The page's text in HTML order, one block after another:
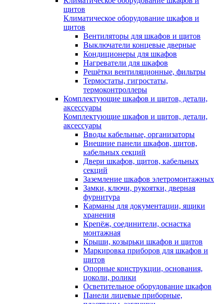
щитов
Климатическое оборудование шкафов и
щитов
Вентиляторы для шкафов и щитов
Выключатели концевые дверные
Кондиционеры для шкафов
Нагреватели для шкафов
Решётки вентиляционные, фильтры
Термостаты, гигростаты,
термоконтроллеры
Комплектующие шкафов и щитов, детали,
аксессуары
Комплектующие шкафов и щитов, детали,
аксессуары
Вводы кабельные, организаторы
Внешние панели шкафов, щитов,
кабельных секций
Двери шкафов, щитов, кабельных
секций
Заземление шкафов элетромонтажных
Замки, ключи, рукоятки, дверная
фурнитура
Карманы для документации, ящики
хранения
Крепёж, соединители, оснастка
монтажная
Крыши, козырьки шкафов и щитов
Маркировка приборов для шкафов и
щитов
Опорные конструкции, основания,
цоколи, ролики
Осветительное оборудование шкафов
Панели лицевые приборные,